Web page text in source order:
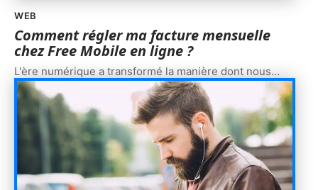
WEB
Comment régler ma facture mensuelle
chez Free Mobile en ligne ?
L'ère numérique a transformé la manière dont nous…